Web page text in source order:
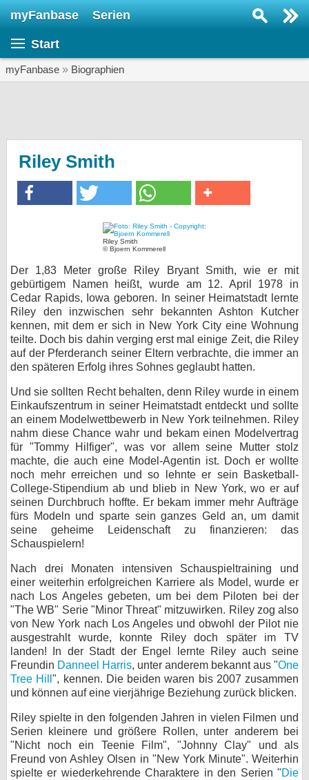
myFanbase Serien
Start
myFanbase » Biographien
Riley Smith
Riley Smith
© Bjoern Kommerell
Der 1,83 Meter große Riley Bryant Smith, wie er mit
gebürtigem Namen heißt, wurde am 12. April 1978 in
Cedar Rapids, Iowa geboren. In seiner Heimatstadt lernte
Riley den inzwischen sehr bekannten Ashton Kutcher
kennen, mit dem er sich in New York City eine Wohnung
teilte. Doch bis dahin verging erst mal einige Zeit, die Riley
auf der Pferderanch seiner Eltern verbrachte, die immer an
den späteren Erfolg ihres Sohnes geglaubt hatten.
Und sie sollten Recht behalten, denn Riley wurde in einem
Einkaufszentrum in seiner Heimatstadt entdeckt und sollte
an einem Modelwettbewerb in New York teilnehmen. Riley
nahm diese Chance wahr und bekam einen Modelvertrag
für "Tommy Hilfiger", was vor allem seine Mutter stolz
machte, die auch eine Model-Agentin ist. Doch er wollte
noch mehr erreichen und so lehnte er sein Basketball-
College-Stipendium ab und blieb in New York, wo er auf
seinen Durchbruch hoffte. Er bekam immer mehr Aufträge
fürs Modeln und sparte sein ganzes Geld an, um damit
seine geheime Leidenschaft zu finanzieren: das
Schauspielern!
Nach drei Monaten intensiven Schauspieltraining und
einer weiterhin erfolgreichen Karriere als Model, wurde er
nach Los Angeles gebeten, um bei dem Piloten bei der
"The WB" Serie "Minor Threat" mitzuwirken. Riley zog also
von New York nach Los Angeles und obwohl der Pilot nie
ausgestrahlt wurde, konnte Riley doch später im TV
landen! In der Stadt der Engel lernte Riley auch seine
Freundin Danneel Harris, unter anderem bekannt aus "One
Tree Hill", kennen. Die beiden waren bis 2007 zusammen
und können auf eine vierjährige Beziehung zurück blicken.
Riley spielte in den folgenden Jahren in vielen Filmen und
Serien kleinere und größere Rollen, unter anderem bei
"Nicht noch ein Teenie Film", "Johnny Clay" und als
Freund von Ashley Olsen in "New York Minute". Weiterhin
spielte er wiederkehrende Charaktere in den Serien "Die
Veranstaltungen
KULTUR
Specials
SERVICE
Gewinnspiele
Forum
bei X
bei Facebook
Kontakt
Nutzungsbedingungen
Datenschutz
Cookie-Einstellungen
Impressum
myFanbase